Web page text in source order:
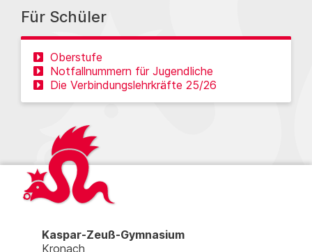
Für Schüler
Oberstufe
Notfallnummern für Jugendliche
Die Verbindungslehrkräfte 25/26
Kaspar-Zeuß-Gymnasium
Kronach